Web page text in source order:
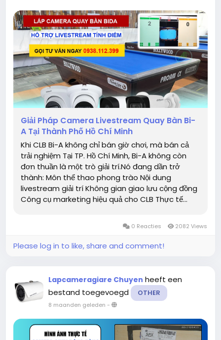
Giải Pháp Camera Livestream Quay Bàn Bi-
A Tại Thành Phố Hồ Chí Minh
Khi CLB Bi-A không chỉ bán giờ chơi, mà bán cả
trải nghiệm Tại TP. Hồ Chí Minh, Bi-A không còn
đơn thuần là một trò giải trí.Nó đang dần trở
thành: Môn thể thao phong trào Nội dung
livestream giải trí Không gian giao lưu cộng đồng
Công cụ marketing hiệu quả cho CLB Thực tế...
0 Reacties 2082 Views
Please log in to like, share and comment!
Lapcameragiare Chuyen heeft een
bestand toegevoegd
OTHER
8 maanden geleden -